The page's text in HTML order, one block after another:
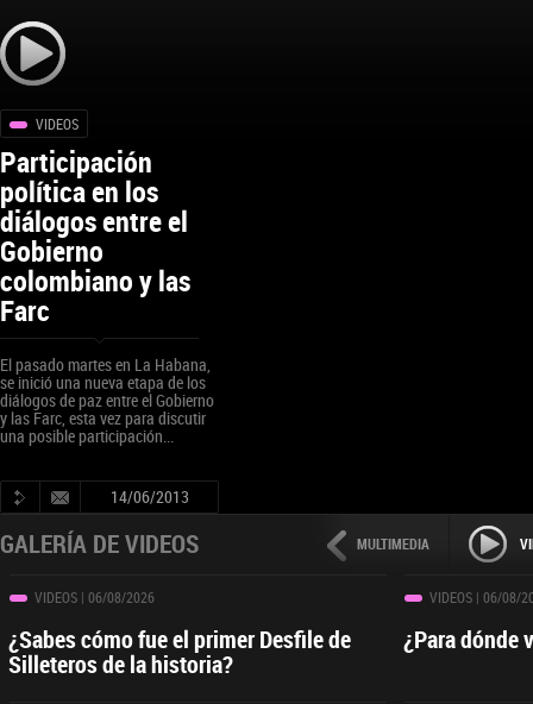
VIDEOS
Participación
política en los
diálogos entre el
Gobierno
colombiano y las
Farc
El pasado martes en La Habana,
se inició una nueva etapa de los
diálogos de paz entre el Gobierno
y las Farc, esta vez para discutir
una posible participación...
14/06/2013
MULTIMEDIA
GALERÍA DE VIDEOS
VIDEOS | 06/08/2026
¿Sabes cómo fue el primer Desfile de
Silleteros de la historia?
VIDEOS | 06/08/
¿Para dónde